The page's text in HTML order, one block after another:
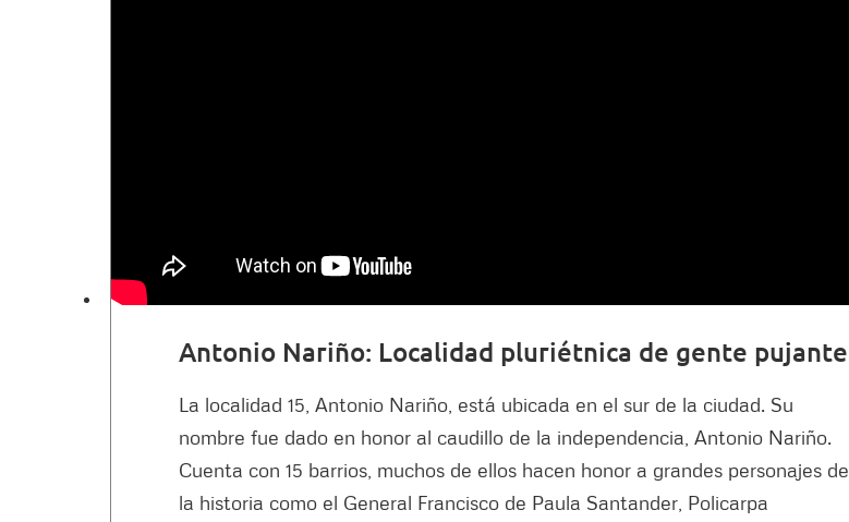
Antonio Nariño: Localidad pluriétnica de gente pujante
La localidad 15, Antonio Nariño, está ubicada en el sur de la ciudad. Su
nombre fue dado en honor al caudillo de la independencia, Antonio Nariño.
Cuenta con 15 barrios, muchos de ellos hacen honor a grandes personajes de
la historia como el General Francisco de Paula Santander, Policarpa